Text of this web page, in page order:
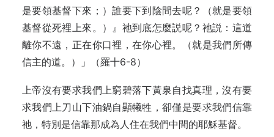
是要領基督下來；）誰要下到陰間去呢？（就是要領
基督從死裡上來。）』祂到底怎麼説呢？祂説：這道
離你不遠，正在你口裡，在你心裡。（就是我們所傳
信主的道。）」（羅十6-8）
上帝沒有要求我們上窮碧落下黃泉自找真理，沒有要
求我們上刀山下油鍋自顯犧牲，卻僅是要求我們信靠
祂，特別是信靠那成為人住在我們中間的耶穌基督。